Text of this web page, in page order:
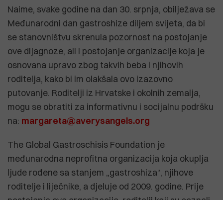
Naime, svake godine na dan 30. srpnja, obilježava se
Međunarodni dan gastroshize diljem svijeta, da bi
se stanovništvu skrenula pozornost na postojanje
ove dijagnoze, ali i postojanje organizacije koja je
osnovana upravo zbog takvih beba i njihovih
roditelja, kako bi im olakšala ovo izazovno
putovanje. Roditelji iz Hrvatske i okolnih zemalja,
mogu se obratiti za informativnu i socijalnu podršku
na: margareta@averysangels.org
The Global Gastroschisis Foundation je
međunarodna neprofitna organizacija koja okuplja
ljude rođene sa stanjem „gastroshiza“, njihove
roditelje i liječnike, a djeluje od 2009. godine. Prije